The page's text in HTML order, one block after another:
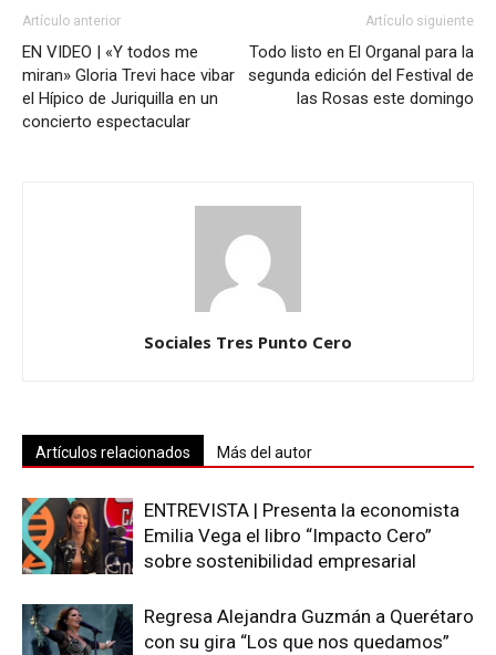
Artículo anterior
EN VIDEO | «Y todos me
miran» Gloria Trevi hace vibar
el Hípico de Juriquilla en un
concierto espectacular
Artículo siguiente
Todo listo en El Organal para la
segunda edición del Festival de
las Rosas este domingo
Sociales Tres Punto Cero
Artículos relacionados Más del autor
ENTREVISTA | Presenta la economista
Emilia Vega el libro “Impacto Cero”
sobre sostenibilidad empresarial
Regresa Alejandra Guzmán a Querétaro
con su gira “Los que nos quedamos”